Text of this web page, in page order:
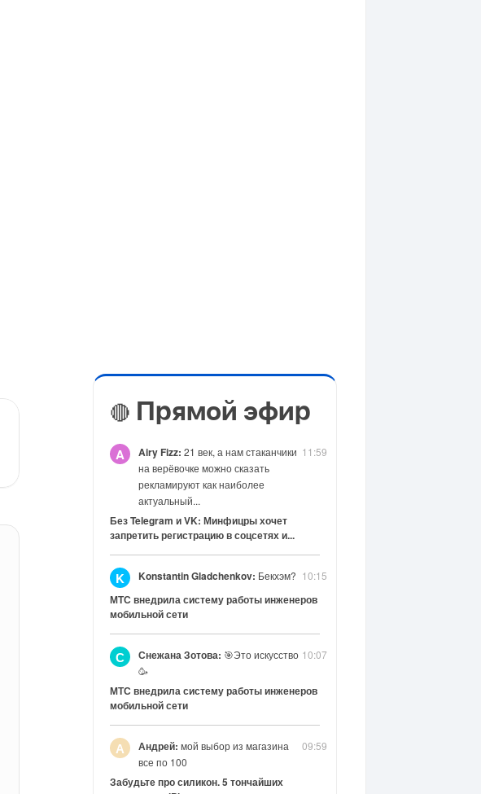
🔴 Прямой эфир
11:59
A Airy Fizz: 21 век, а нам стаканчики
на верёвочке можно сказать
рекламируют как наиболее
актуальный...
Без Telegram и VK: Минфицры хочет
запретить регистрацию в соцсетях и...
10:15
K Konstantin Gladchenkov: Бекхэм?
МТС внедрила систему работы инженеров
мобильной сети
10:07
С Снежана Зотова: 🎯Это искусство
🥳
МТС внедрила систему работы инженеров
мобильной сети
09:59
А Андрей: мой выбор из магазина
все по 100
Забудьте про силикон. 5 тончайших